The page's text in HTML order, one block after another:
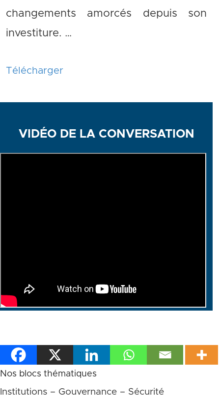
changements amorcés depuis son
investiture. …
Télécharger
VIDÉO DE LA CONVERSATION
Nos blocs thématiques
Institutions – Gouvernance – Sécurité